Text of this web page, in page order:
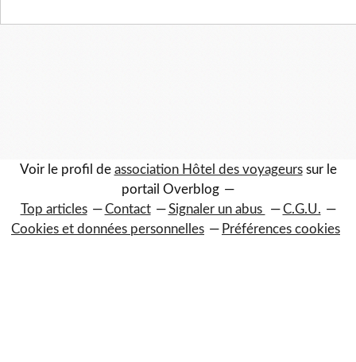
Voir le profil de association Hôtel des voyageurssur le
portail Overblog
Top articles
Contact Signaler un abus
C.G.U.
Cookies et données personnelles
Préférences cookies